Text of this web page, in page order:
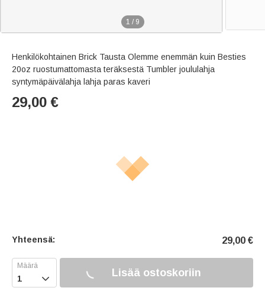
1 / 9
Henkilökohtainen Brick Tausta Olemme enemmän kuin Besties
20oz ruostumattomasta teräksestä Tumbler joululahja
syntymäpäivälahja lahja paras kaveri
29,00 €
Yhteensä: 29,00 €
 Lisää ostoskoriin